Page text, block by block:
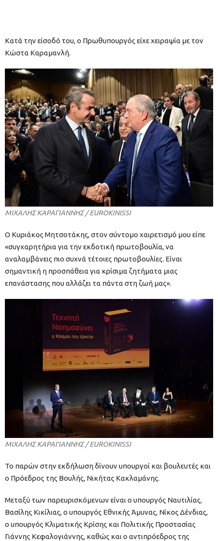
Κατά την είσοδό του, ο Πρωθυπουργός είχε χειραψία με τον
Κώστα Καραμανλή.
ΜΙΧΑΛΗΣ ΚΑΡΑΓΙΑΝΝΗΣ / EUROKINISSI
Ο Κυριάκος Μητσοτάκης, στον σύντομο χαιρετισμό μου είπε
«συγχαρητήρια για την εκδοτική πρωτοβουλία, να
αναλαμβάνεις πιο συχνά τέτοιες πρωτοβουλίες. Είναι
σημαντική η προσπάθεια για κρίσιμα ζητήματα μιας
επανάστασης που αλλάζει τα πάντα στη ζωή μας».
ΜΙΧΑΛΗΣ ΚΑΡΑΓΙΑΝΝΗΣ / EUROKINISSI
Το παρών στην εκδήλωση δίνουν υπουργοί και βουλευτές και
ο Πρόεδρος της Βουλής, Νικήτας Κακλαμάνης.
Μεταξύ των παρευρισκόμενων είναι ο υπουργός Ναυτιλίας,
Βασίλης Κικίλιας, ο υπουργός Εθνικής Άμυνας, Νίκος Δένδιας,
ο υπουργός Κλιματικής Κρίσης και Πολιτικής Προστασίας
Γιάννης Κεφαλογιάννης, καθώς και ο αντιπρόεδρος της